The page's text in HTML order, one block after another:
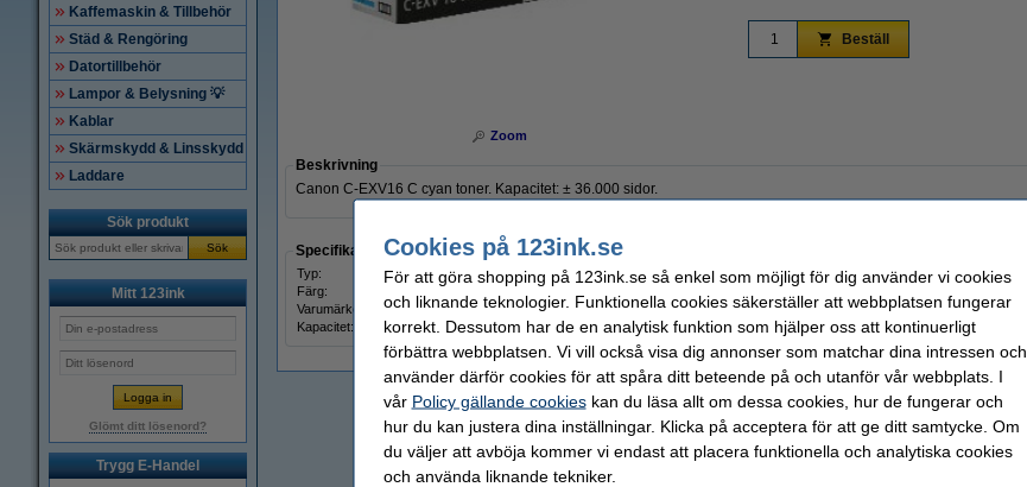
Kaffemaskin & Tillbehör
Städ & Rengöring
Datortillbehör
Lampor & Belysning 💡
Kablar
Skärmskydd & Linsskydd
Laddare
Sök produkt
Sök
Mitt 123ink
Glömt ditt lösenord?
Trygg E-Handel
Zoom
Beställ
Beskrivning
Canon C-EXV16 C cyan toner. Kapacitet: ± 36.000 sidor.
Specifikationer
Typ: tonerkassett OEM:
Färg:
cyan
Varumärke:
Canon Vårt artikelnr:
Kapacitet:
± 36.000 sidor Nummer:
Cookies på 123ink.se
För att göra shopping på 123ink.se så enkel som möjligt för dig använder vi cookies
och liknande teknologier. Funktionella cookies säkerställer att webbplatsen fungerar
korrekt. Dessutom har de en analytisk funktion som hjälper oss att kontinuerligt
förbättra webbplatsen. Vi vill också visa dig annonser som matchar dina intressen och
använder därför cookies för att spåra ditt beteende på och utanför vår webbplats. I
vår Policy gällande cookieskan du läsa allt om dessa cookies, hur de fungerar och
hur du kan justera dina inställningar. Klicka på acceptera för att ge ditt samtycke. Om
du väljer att avböja kommer vi endast att placera funktionella och analytiska cookies
och använda liknande tekniker.